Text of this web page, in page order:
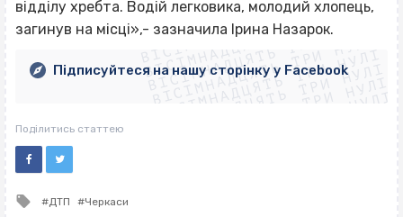
відділу хребта. Водій легковика, молодий хлопець,
загинув на місці»,- зазначила Ірина Назарок.
ВІСІМНАДЦЯТЬ ТРИ НУЛІ
ВІСІМНАДЦЯТЬ ТРИ НУЛІ
ВІСІМНАДЦЯТЬ ТРИ НУЛІ
ВІСІМНАДЦЯТЬ ТРИ НУЛІ
ВІСІМНАДЦЯТЬ ТРИ НУЛІ
ВІСІМНАДЦЯТЬ ТРИ НУЛІ
ВІСІМНАДЦЯТЬ ТРИ НУЛІ
ВІСІМНАДЦЯТЬ ТРИ НУЛІ
Підписуйтеся на нашу сторінку у Facebook
Поділитись статтею
Tagged
ДТП Черкаси